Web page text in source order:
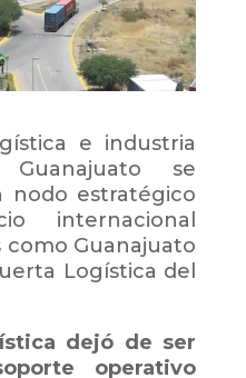
e industria
se
nodo estratégico
internacional
como Guanajuato
Logística del
dejó de ser
operativo